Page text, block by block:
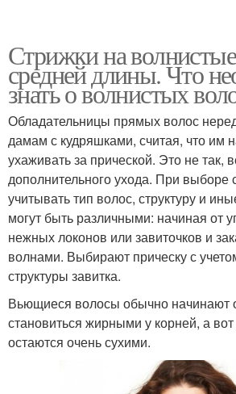
Стрижки на
средней длины. Что
знать о волнистых
Обладательницы прямых волос
дамам с кудряшками, считая, что им
ухаживать за прической. Это не так,
дополнительного ухода. При выборе
учитывать тип волос, структуру и
могут быть различными: начиная от
нежных локонов или завиточков и
волнами. Выбирают прическу с
структуры завитка.
Вьющиеся волосы обычно начинают
становиться жирными у корней, а
остаются очень сухими.